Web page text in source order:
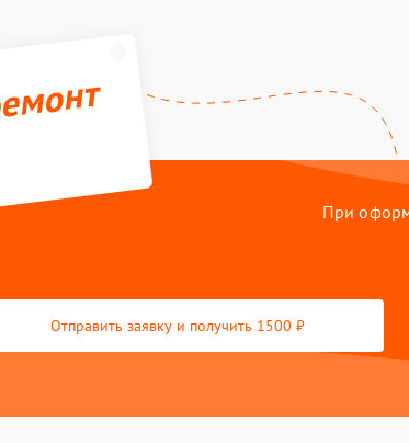
60 мин 3 года
30 мин
80 мин 2 года
60 мин 1 год
При
Отправить заявку и получить 1500 ₽